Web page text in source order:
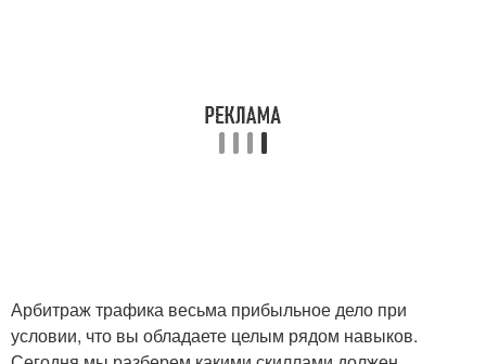
Арбитраж трафика весьма прибыльное дело при
условии, что вы обладаете целым рядом навыков.